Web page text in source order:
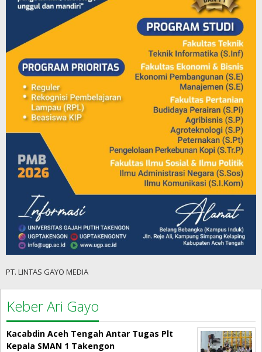
PT. LINTAS GAYO MEDIA
Keber Ari Gayo
Kacabdin Aceh Tengah Antar Tugas Plt
Kepala SMAN 1 Takengon